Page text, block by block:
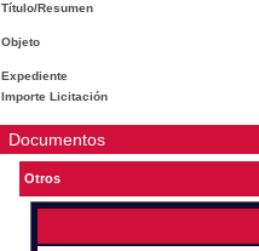
Título/Resumen
Objeto
Expediente
Importe Licitación
Documentos
Otros